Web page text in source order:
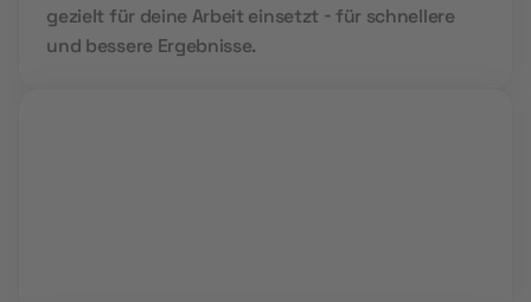
gezielt für deine Arbeit einsetzt - für schnellere
und bessere Ergebnisse.